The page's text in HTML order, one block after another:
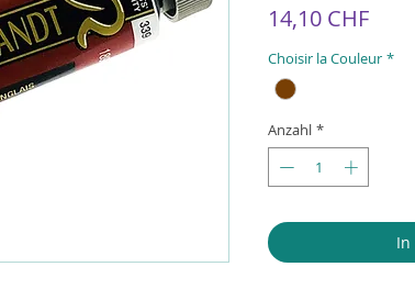
14,10 CHFPreis
Choisir la Couleur *
Anzahl *
In